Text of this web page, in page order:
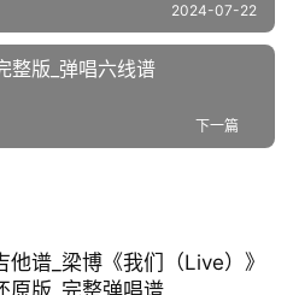
2024-07-22
整版_弹唱六线谱
下一篇
他谱_梁博《我们（Live）》